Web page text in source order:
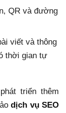
QR và đường
viết và thông
thời gian tự
triển thêm
dịch vụ SEO